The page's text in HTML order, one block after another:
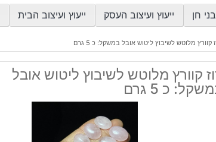
חן ייעוץ ועיצוב העסק ייעוץ ועיצוב הבית
קוורץ מלוטש לשיבוץ ליטוש אובל במשקל: כ 5 גרם
קוורץ מלוטש לשיבוץ ליטוש אובל
כ 5 גרם